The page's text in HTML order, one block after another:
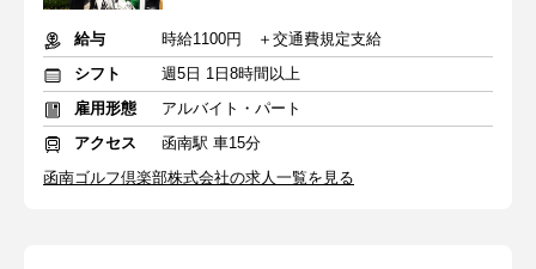
給与
時給1100円 ＋交通費規定支給
シフト
週5日 1日8時間以上
雇用形態
アルバイト・パート
アクセス
函南駅 車15分
函南ゴルフ倶楽部株式会社の求人一覧を見る